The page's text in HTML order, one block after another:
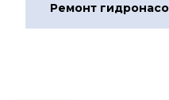
Ремонт